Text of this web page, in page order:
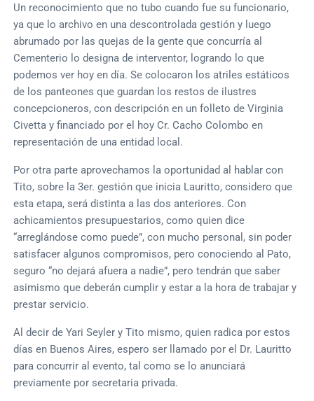
Un reconocimiento que no tubo cuando fue su funcionario,
ya que lo archivo en una descontrolada gestión y luego
abrumado por las quejas de la gente que concurría al
Cementerio lo designa de interventor, logrando lo que
podemos ver hoy en día. Se colocaron los atriles estáticos
de los panteones que guardan los restos de ilustres
concepcioneros, con descripción en un folleto de Virginia
Civetta y financiado por el hoy Cr. Cacho Colombo en
representación de una entidad local.
Por otra parte aprovechamos la oportunidad al hablar con
Tito, sobre la 3er. gestión que inicia Lauritto, considero que
esta etapa, será distinta a las dos anteriores. Con
achicamientos presupuestarios, como quien dice
“arreglándose como puede”, con mucho personal, sin poder
satisfacer algunos compromisos, pero conociendo al Pato,
seguro “no dejará afuera a nadie”, pero tendrán que saber
asimismo que deberán cumplir y estar a la hora de trabajar y
prestar servicio.
Al decir de Yari Seyler y Tito mismo, quien radica por estos
días en Buenos Aires, espero ser llamado por el Dr. Lauritto
para concurrir al evento, tal como se lo anunciará
previamente por secretaria privada.